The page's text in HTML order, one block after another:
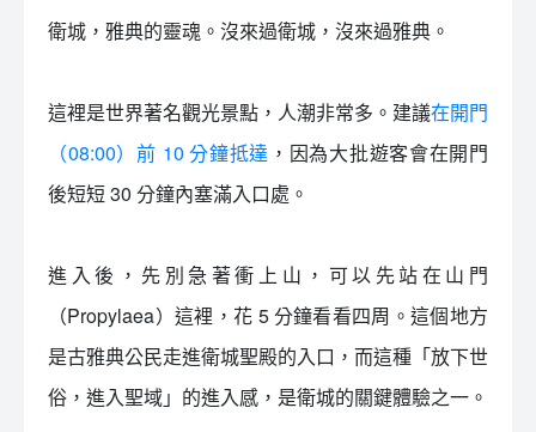
衛城，雅典的靈魂。沒來過衛城，沒來過雅典。
這裡是世界著名觀光景點，人潮非常多。建議在開門
（08:00）前 10 分鐘抵達 ，因為大批遊客會在開門
後短短 30 分鐘內塞滿入口處。
進入後，先別急著衝上山，可以先站在山門
（Propylaea）這裡，花 5 分鐘看看四周。這個地方
是古雅典公民走進衛城聖殿的入口，而這種「放下世
俗，進入聖域」的進入感，是衛城的關鍵體驗之一。